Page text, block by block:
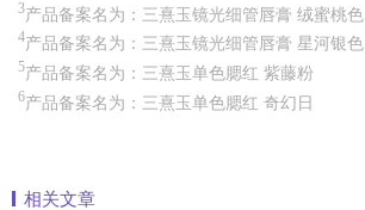
3产品备案名为：三熹玉镜光细管唇膏 绒蜜桃色
4产品备案名为：三熹玉镜光细管唇膏 星河银色
5产品备案名为：三熹玉单色腮红 紫藤粉
6产品备案名为：三熹玉单色腮红 奇幻日
相关文章